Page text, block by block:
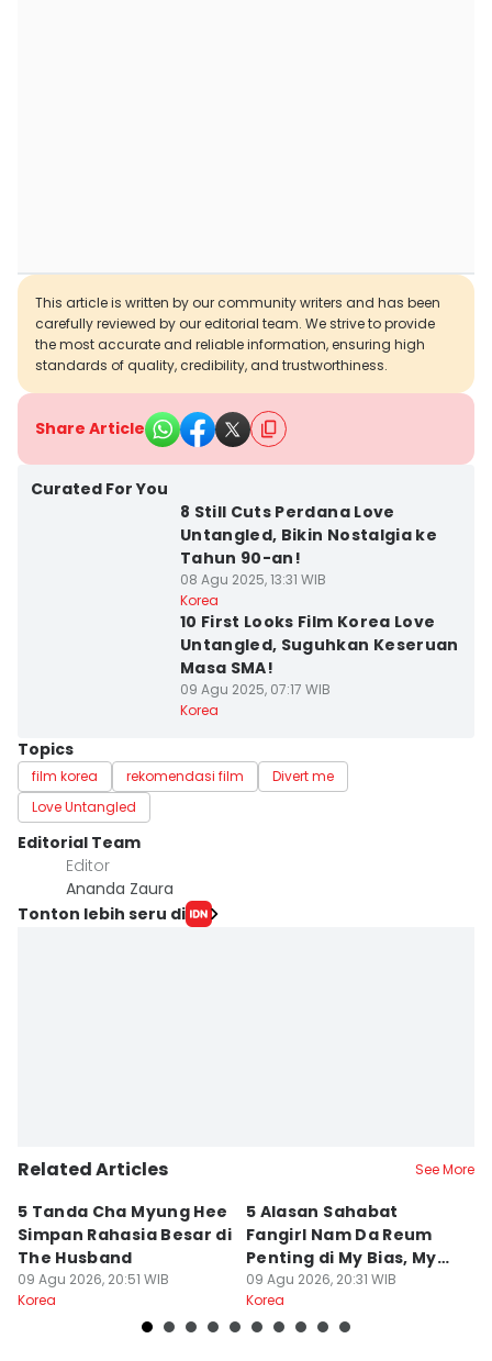
This article is written by our community writers and has been
carefully reviewed by our editorial team. We strive to provide
the most accurate and reliable information, ensuring high
standards of quality, credibility, and trustworthiness.
Share Article
Curated For You
8 Still Cuts Perdana Love
Untangled, Bikin Nostalgia ke
Tahun 90-an!
08 Agu 2025, 13:31 WIB
Korea
10 First Looks Film Korea Love
Untangled, Suguhkan Keseruan
Masa SMA!
09 Agu 2025, 07:17 WIB
Korea
Topics
film korea rekomendasi film
Divert me
Love Untangled
Editorial Team
Editor
Ananda Zaura
Tonton lebih seru di
Related Articles See More
5 Tanda Cha Myung Hee
Simpan Rahasia Besar di
The Husband
09 Agu 2026, 20:51 WIB
Korea
5 Alasan Sahabat
Fangirl Nam Da Reum
Penting di My Bias, My
Boss
09 Agu 2026, 20:31 WIB
Korea